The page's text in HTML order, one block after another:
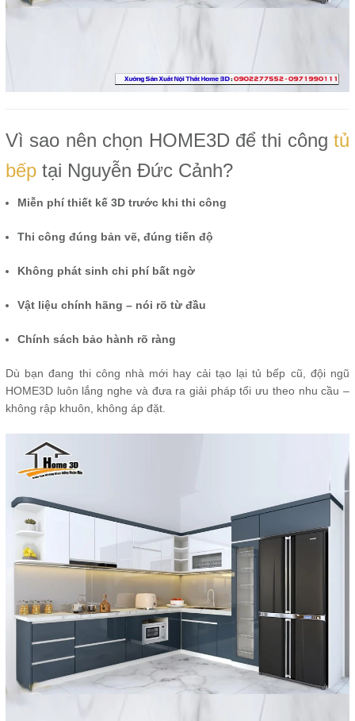
Vì sao nên chọn HOME3D để thi công tủ
bếp tại Nguyễn Đức Cảnh?
Miễn phí thiết kế 3D trước khi thi công
Thi công đúng bản vẽ, đúng tiến độ
Không phát sinh chi phí bất ngờ
Vật liệu chính hãng – nói rõ từ đầu
Chính sách bảo hành rõ ràng
Dù bạn đang thi công nhà mới hay cải tạo lại tủ bếp cũ, đội ngũ
HOME3D luôn lắng nghe và đưa ra giải pháp tối ưu theo nhu cầu –
không rập khuôn, không áp đặt.